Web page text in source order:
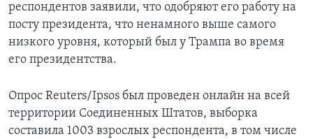
респондентов заявили, что одобряют его работу на
посту президента, что ненамного выше самого
низкого уровня, который был у Трампа во время
его президентства.
Опрос Reuters/Ipsos был проведен онлайн на всей
территории Соединенных Штатов, выборка
составила 1003 взрослых респондента, в том числе